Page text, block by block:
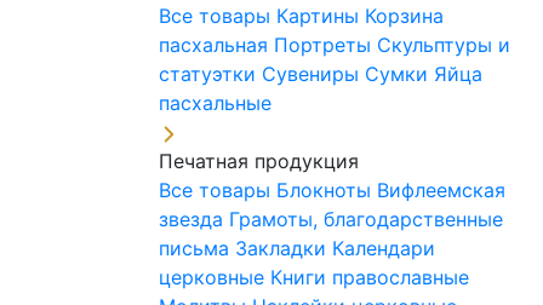
Все товары Картины Корзина
пасхальная Портреты Скульптуры и
статуэтки Сувениры Сумки Яйца
пасхальные
Печатная продукция
Все товары Блокноты Вифлеемская
звезда Грамоты, благодарственные
письма Закладки Календари
церковные Книги православные